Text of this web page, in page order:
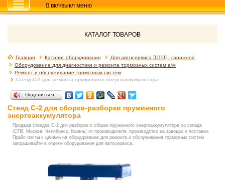
вкл/выкл меню
КАТАЛОГ ТОВАРОВ
Главная Каталог оборудования
Для автосервиса (СТО) - гаражное
Оборудование для диагностики и ремонта тормозных систем а/м
Ремонт и обслуживание тормозных систем
Стенд С-2 для ремонта пружинного энергоаккумулятора.
Поделиться…
Стенд С-2 для сборки-разборки пружинного
энергоаккумулятора
Продажа стендов С-2 для разборки и сборки пружинного энергоаккумулятора со склада
(СПб, Москва, Челябинск, Казань) от производителя, производство на заводах и поставки.
Прайс-листы с ценами на оборудование для ремонта и обслуживания тормозных систем
запрашивайте в отделе оборудования для автосервиса.